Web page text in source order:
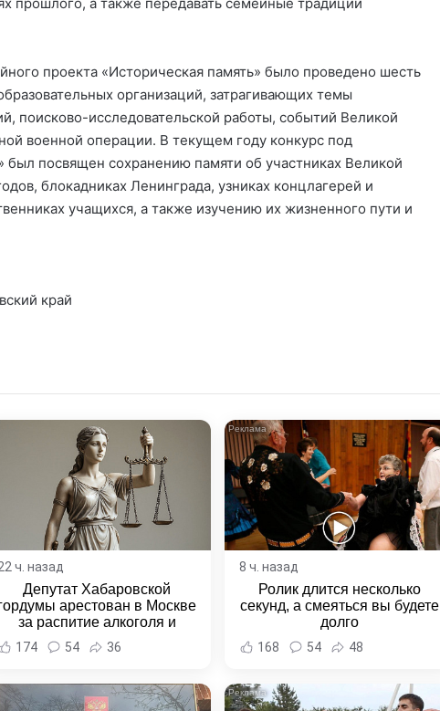
проекта «Историческая память» было проведено шесть
организаций, затрагивающих темы
поисково-исследовательской работы, событий Великой
военной операции. В текущем году конкурс под
был посвящен сохранению памяти об участниках Великой
блокадниках Ленинграда, узниках концлагерей и
учащихся, а также изучению их жизненного пути и
край
ч. назад
Депутат Хабаровской
арестован в Москве
за распитие алкоголя и
неповиновение полиции -
Новости Хабаровска и
174 54 36
8 ч. назад
Ролик длится несколько
секунд, а смеяться вы будете
долго
168 54 48